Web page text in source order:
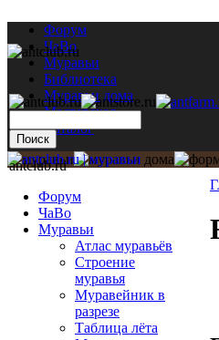
Форум
ЧаВо
Муравьи
Библиотека
Муравьи дома
Мастерская
Каталог
antclub.ru
Форум
ЧаВо
Муравьи
Атлас муравьёв
Строение
муравья
Муравейник в
разрезе
Таблица лёта